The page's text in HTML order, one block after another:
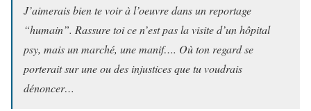
J’aimerais bien te voir à l’oeuvre dans un reportage
“humain”. Rassure toi ce n’est pas la visite d’un hôpital
psy, mais un marché, une manif…. Où ton regard se
porterait sur une ou des injustices que tu voudrais
dénoncer…